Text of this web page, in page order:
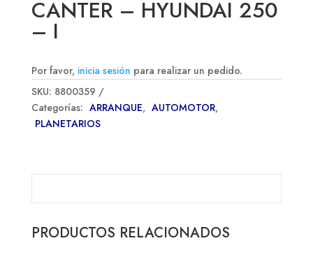
CANTER – HYUNDAI 250
– I
Por favor, inicia sesión para realizar un pedido.
SKU: 8800359
Categorías: ARRANQUE, AUTOMOTOR,
PLANETARIOS
PRODUCTOS RELACIONADOS